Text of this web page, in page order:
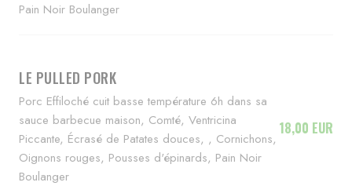
Pain Noir Boulanger
LE PULLED PORK
Porc Effiloché cuit basse température 6h dans sa
sauce barbecue maison, Comté, Ventricina
Piccante, Écrasé de Patates douces, , Cornichons,
Oignons rouges, Pousses d'épinards, Pain Noir
Boulanger
18,00 EUR